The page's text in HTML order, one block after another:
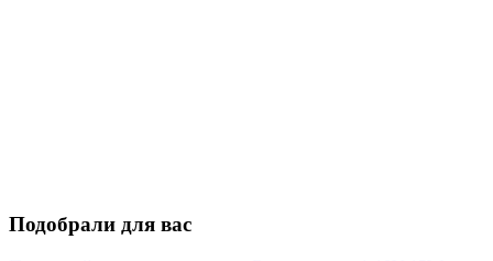
Подобрали для вас